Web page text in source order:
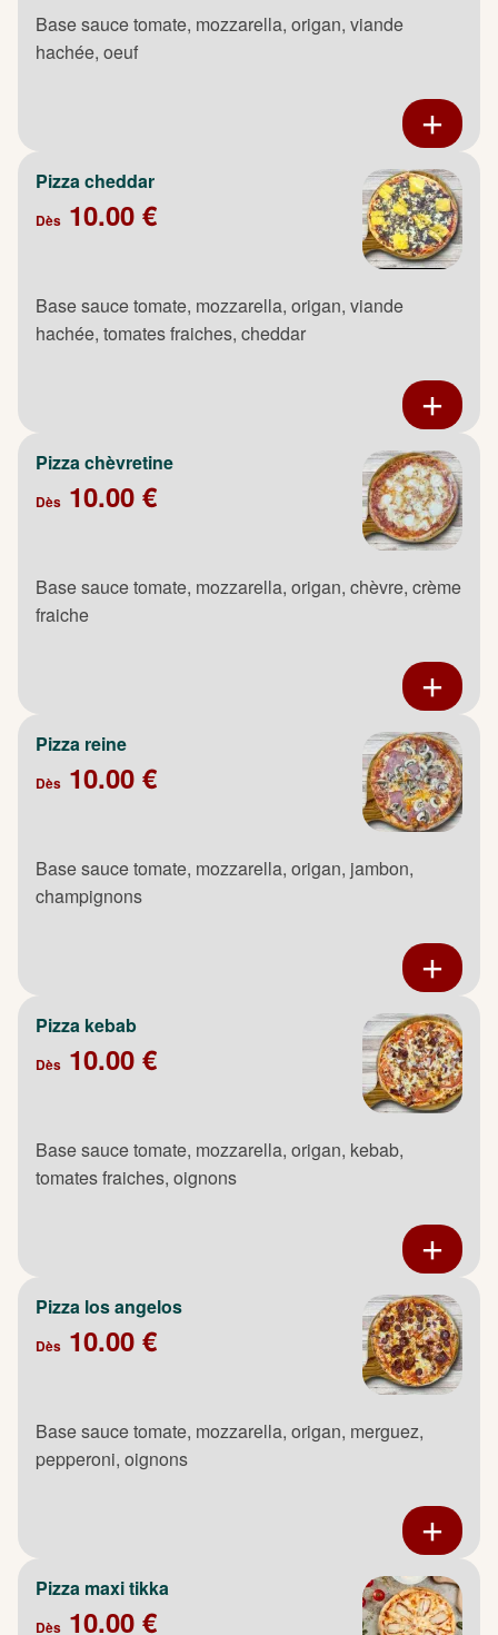
Base sauce tomate, mozzarella, origan, viande
hachée, oeuf
Pizza cheddar
Dès 10.00 €
Base sauce tomate, mozzarella, origan, viande
hachée, tomates fraiches, cheddar
Pizza chèvretine
Dès 10.00 €
Base sauce tomate, mozzarella, origan, chèvre, crème
fraiche
Pizza reine
Dès 10.00 €
Base sauce tomate, mozzarella, origan, jambon,
champignons
Pizza kebab
Dès 10.00 €
Base sauce tomate, mozzarella, origan, kebab,
tomates fraiches, oignons
Pizza los angelos
Dès 10.00 €
Base sauce tomate, mozzarella, origan, merguez,
pepperoni, oignons
Pizza maxi tikka
Dès 10.00 €